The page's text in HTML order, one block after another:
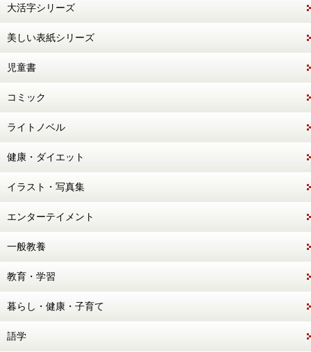
大活字シリーズ
美しい表紙シリーズ
児童書
コミック
ライトノベル
健康・ダイエット
イラスト・写真集
エンターテイメント
一般教養
教育・学習
暮らし・健康・子育て
語学